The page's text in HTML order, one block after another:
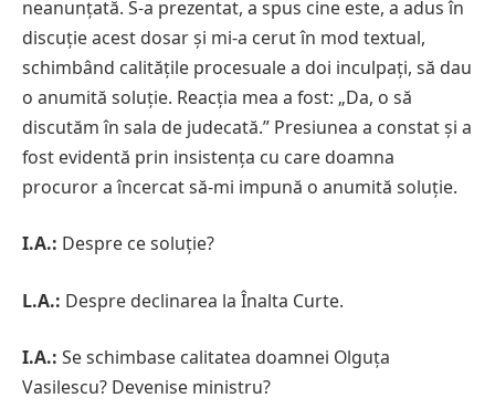
neanunțată. S-a prezentat, a spus cine este, a adus în
discuție acest dosar și mi-a cerut în mod textual,
schimbând calitățile procesuale a doi inculpați, să dau
o anumită soluție. Reacția mea a fost: „Da, o să
discutăm în sala de judecată.” Presiunea a constat și a
fost evidentă prin insistența cu care doamna
procuror a încercat să-mi impună o anumită soluție.
I.A.: Despre ce soluție?
L.A.: Despre declinarea la Înalta Curte.
I.A.: Se schimbase calitatea doamnei Olguța
Vasilescu? Devenise ministru?